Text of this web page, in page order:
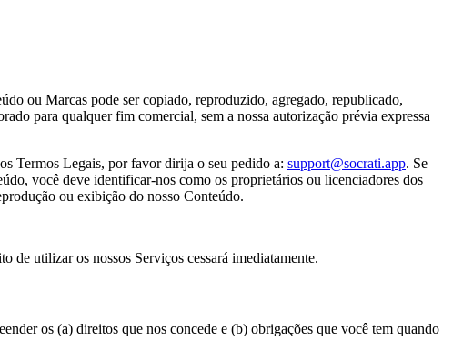
ou Marcas pode ser copiado, reproduzido, agregado, republicado,
para qualquer fim comercial, sem a nossa autorização prévia expressa
Termos Legais, por favor dirija o seu pedido a: support@socrati.app. Se
você deve identificar-nos como os proprietários ou licenciadores dos
ou exibição do nosso Conteúdo.
de utilizar os nossos Serviços cessará imediatamente.
os (a) direitos que nos concede e (b) obrigações que você tem quando